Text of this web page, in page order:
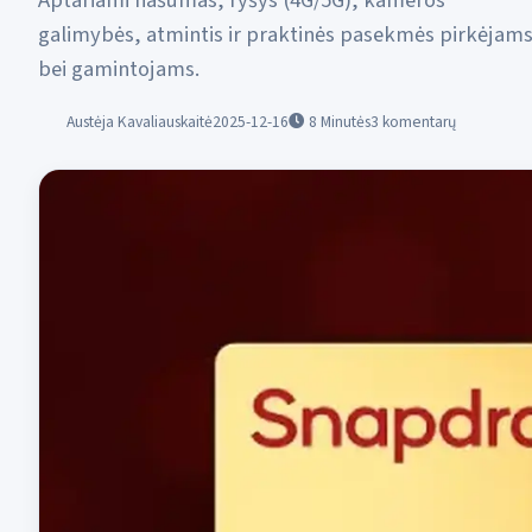
galimybės, atmintis ir praktinės pasekmės pirkėjams
bei gamintojams.
Austėja Kavaliauskaitė2025-12-16 8 Minutės3 komentarų